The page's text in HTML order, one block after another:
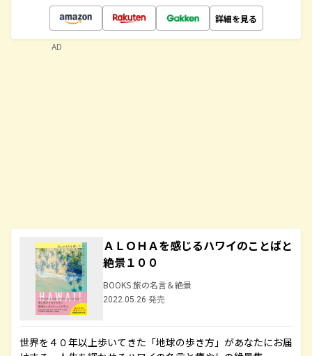
詳細を見る
ＡＬＯＨＡを感じるハワイのことばと
絶景１００
BOOKS 旅の名言＆絶景
2022.05.26 発売
世界を４０年以上歩いてきた「地球の歩き方」があなたにお届
AD